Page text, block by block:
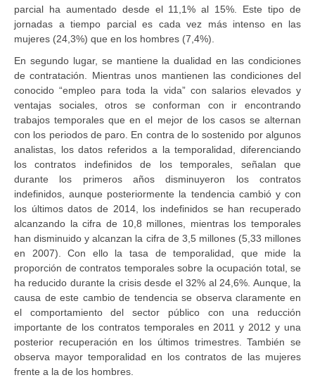
parcial ha aumentado desde el 11,1% al 15%. Este tipo de
jornadas a tiempo parcial es cada vez más intenso en las
mujeres (24,3%) que en los hombres (7,4%).
En segundo lugar, se mantiene la dualidad en las condiciones
de contratación. Mientras unos mantienen las condiciones del
conocido “empleo para toda la vida” con salarios elevados y
ventajas sociales, otros se conforman con ir encontrando
trabajos temporales que en el mejor de los casos se alternan
con los periodos de paro. En contra de lo sostenido por algunos
analistas, los datos referidos a la temporalidad, diferenciando
los contratos indefinidos de los temporales, señalan que
durante los primeros años disminuyeron los contratos
indefinidos, aunque posteriormente la tendencia cambió y con
los últimos datos de 2014, los indefinidos se han recuperado
alcanzando la cifra de 10,8 millones, mientras los temporales
han disminuido y alcanzan la cifra de 3,5 millones (5,33 millones
en 2007). Con ello la tasa de temporalidad, que mide la
proporción de contratos temporales sobre la ocupación total, se
ha reducido durante la crisis desde el 32% al 24,6%. Aunque, la
causa de este cambio de tendencia se observa claramente en
el comportamiento del sector público con una reducción
importante de los contratos temporales en 2011 y 2012 y una
posterior recuperación en los últimos trimestres. También se
observa mayor temporalidad en los contratos de las mujeres
frente a la de los hombres.